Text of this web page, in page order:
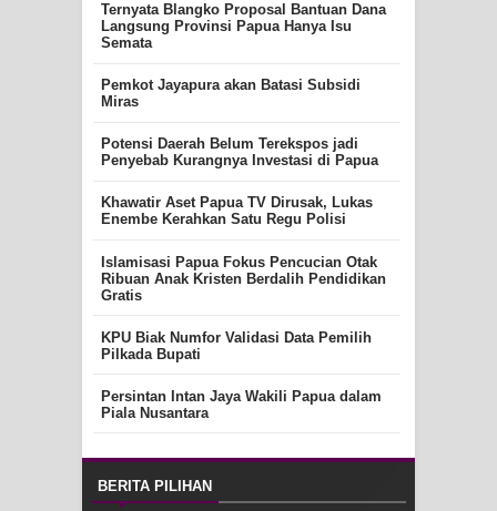
Ternyata Blangko Proposal Bantuan Dana
Langsung Provinsi Papua Hanya Isu
Semata
Pemkot Jayapura akan Batasi Subsidi
Miras
Potensi Daerah Belum Terekspos jadi
Penyebab Kurangnya Investasi di Papua
Khawatir Aset Papua TV Dirusak, Lukas
Enembe Kerahkan Satu Regu Polisi
Islamisasi Papua Fokus Pencucian Otak
Ribuan Anak Kristen Berdalih Pendidikan
Gratis
KPU Biak Numfor Validasi Data Pemilih
Pilkada Bupati
Persintan Intan Jaya Wakili Papua dalam
Piala Nusantara
BERITA PILIHAN